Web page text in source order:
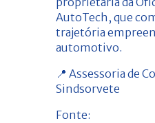
AutoTech, que
trajetória
automotivo.
📍 Assessoria de
Sindsorvete
Fonte: